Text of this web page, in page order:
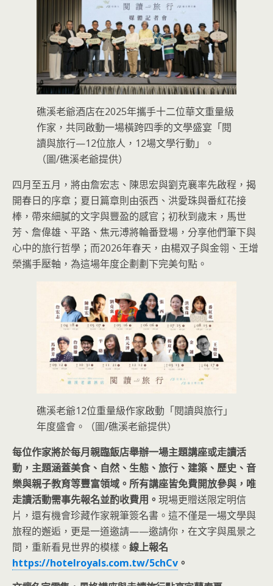
礁溪老爺酒店在2025年攜手十二位華文重量級
作家，共同啟動一場橫跨四季的文學盛宴「閱
讀與旅行—12位旅人，12場文學行動」。
（圖/礁溪老爺提供）
四月至五月，將由詹宏志、陳思宏與劉克襄率先啟程，揭
開春日的序章；夏日篇章則由張西、洪愛珠與番紅花接
棒，帶來細膩的文字與豐盈的感官；初秋到歲末，馬世
芳、詹偉雄、平路、焦元溥將輪番登場，分享他們筆下與
心中的旅行哲學；而2026年春天，由楊双子與金翎、王增
榮攜手壓軸，為這場年度企劃劃下完美句點。
礁溪老爺12位重量級作家啟動「閱讀與旅行」
年度盛會。（圖/礁溪老爺提供）
每位作家將於每月親臨飯店舉辦一場主題講座或走讀活
動，主題涵蓋美食、自然、生態、旅行、建築、歷史、音
樂與親子教育等豐富領域。所有講座皆免費開放參與，唯
走讀活動需事先報名並酌收費用。 現場更贈送限定明信
片，還有機會珍藏作家親筆簽名書。這不僅是一場文學與
旅程的邂逅，更是一道邀請——邀請你，在文字與風景之
間，重新看見世界的模樣。 線上報名
https://hotelroyals.com.tw/5chCv 。